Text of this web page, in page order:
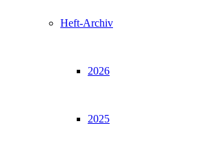
Heft-Archiv
2026
2025